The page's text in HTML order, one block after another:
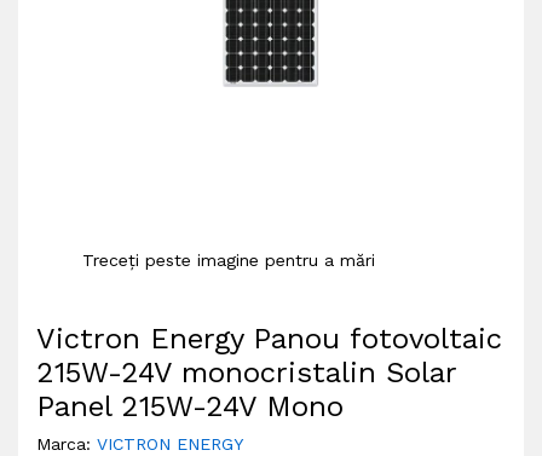
Treceți peste imagine pentru a mări
Victron Energy Panou fotovoltaic
215W-24V monocristalin Solar
Panel 215W-24V Mono
Marca: VICTRON ENERGY